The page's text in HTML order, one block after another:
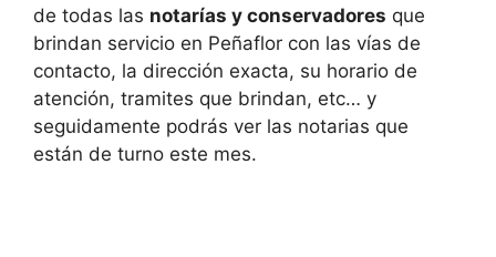
de todas las notarías y conservadores que
brindan servicio en Peñaflor con las vías de
contacto, la dirección exacta, su horario de
atención, tramites que brindan, etc… y
seguidamente podrás ver las notarias que
están de turno este mes.